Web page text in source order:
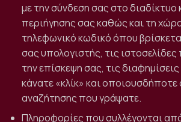
με την σύνδεση σας στο
περιήγησης σας καθώς και τη
τηλεφωνικό κωδικό όπου
σας υπολογιστής, τις
την επίσκεψη σας, τις διαφημίσεις
κάνατε «κλίκ» και
αναζήτησης που γράψατε.
Πληροφορίες που συλλέγονται